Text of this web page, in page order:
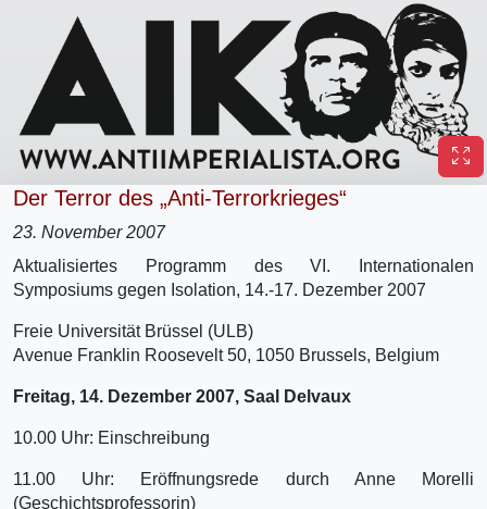
Der Terror des „Anti-Terrorkrieges“
23. November 2007
Aktualisiertes Programm des VI. Internationalen
Symposiums gegen Isolation, 14.-17. Dezember 2007
Freie Universität Brüssel (ULB)
Avenue Franklin Roosevelt 50, 1050 Brussels, Belgium
Freitag, 14. Dezember 2007, Saal Delvaux
10.00 Uhr: Einschreibung
11.00 Uhr: Eröffnungsrede durch Anne Morelli
(Geschichtsprofessorin)